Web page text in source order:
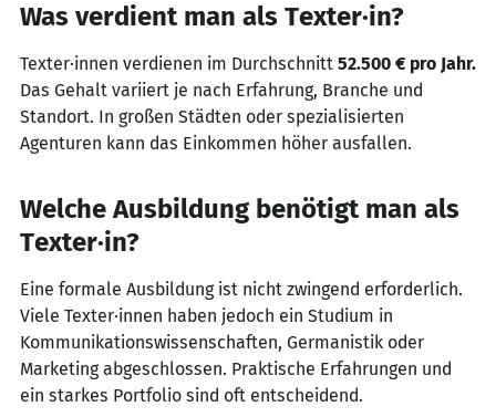
Was verdient man als Texter·in?
Texter·innen verdienen im Durchschnitt 52.500 € pro Jahr.
Das Gehalt variiert je nach Erfahrung, Branche und
Standort. In großen Städten oder spezialisierten
Agenturen kann das Einkommen höher ausfallen.
Welche Ausbildung benötigt man als
Texter·in?
Eine formale Ausbildung ist nicht zwingend erforderlich.
Viele Texter·innen haben jedoch ein Studium in
Kommunikationswissenschaften, Germanistik oder
Marketing abgeschlossen. Praktische Erfahrungen und
ein starkes Portfolio sind oft entscheidend.